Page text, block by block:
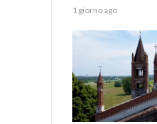
1 giorno ago